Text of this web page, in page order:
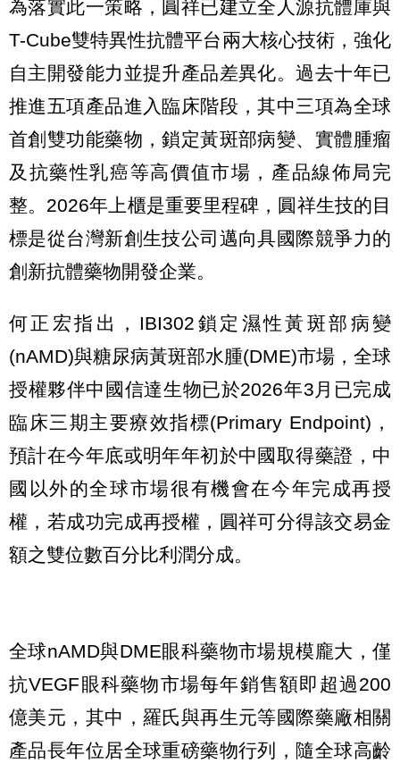
為落實此一策略，圓祥已建立全人源抗體庫與
T-Cube雙特異性抗體平台兩大核心技術，強化
自主開發能力並提升產品差異化。過去十年已
推進五項產品進入臨床階段，其中三項為全球
首創雙功能藥物，鎖定黃斑部病變、實體腫瘤
及抗藥性乳癌等高價值市場，產品線佈局完
整。2026年上櫃是重要里程碑，圓祥生技的目
標是從台灣新創生技公司邁向具國際競爭力的
創新抗體藥物開發企業。
何正宏指出，IBI302鎖定濕性黃斑部病變
(nAMD)與糖尿病黃斑部水腫(DME)市場，全球
授權夥伴中國信達生物已於2026年3月已完成
臨床三期主要療效指標(Primary Endpoint)，
預計在今年底或明年年初於中國取得藥證，中
國以外的全球市場很有機會在今年完成再授
權，若成功完成再授權，圓祥可分得該交易金
額之雙位數百分比利潤分成。
全球nAMD與DME眼科藥物市場規模龐大，僅
抗VEGF眼科藥物市場每年銷售額即超過200
億美元，其中，羅氏與再生元等國際藥廠相關
產品長年位居全球重磅藥物行列，隨全球高齡